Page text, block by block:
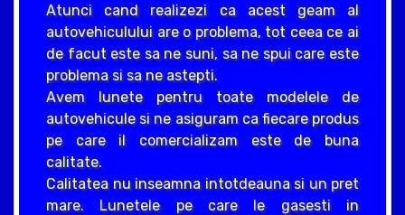
Atunci cand realizezi ca acest geam al
autovehiculului are o problema, tot ceea ce ai
de facut este sa ne suni, sa ne spui care este
problema si sa ne astepti.
Avem lunete pentru toate modelele de
autovehicule si ne asiguram ca fiecare produs
pe care il comercializam este de buna
calitate.
Calitatea nu inseamna intotdeauna si un pret
mare. Lunetele pe care le gasesti in